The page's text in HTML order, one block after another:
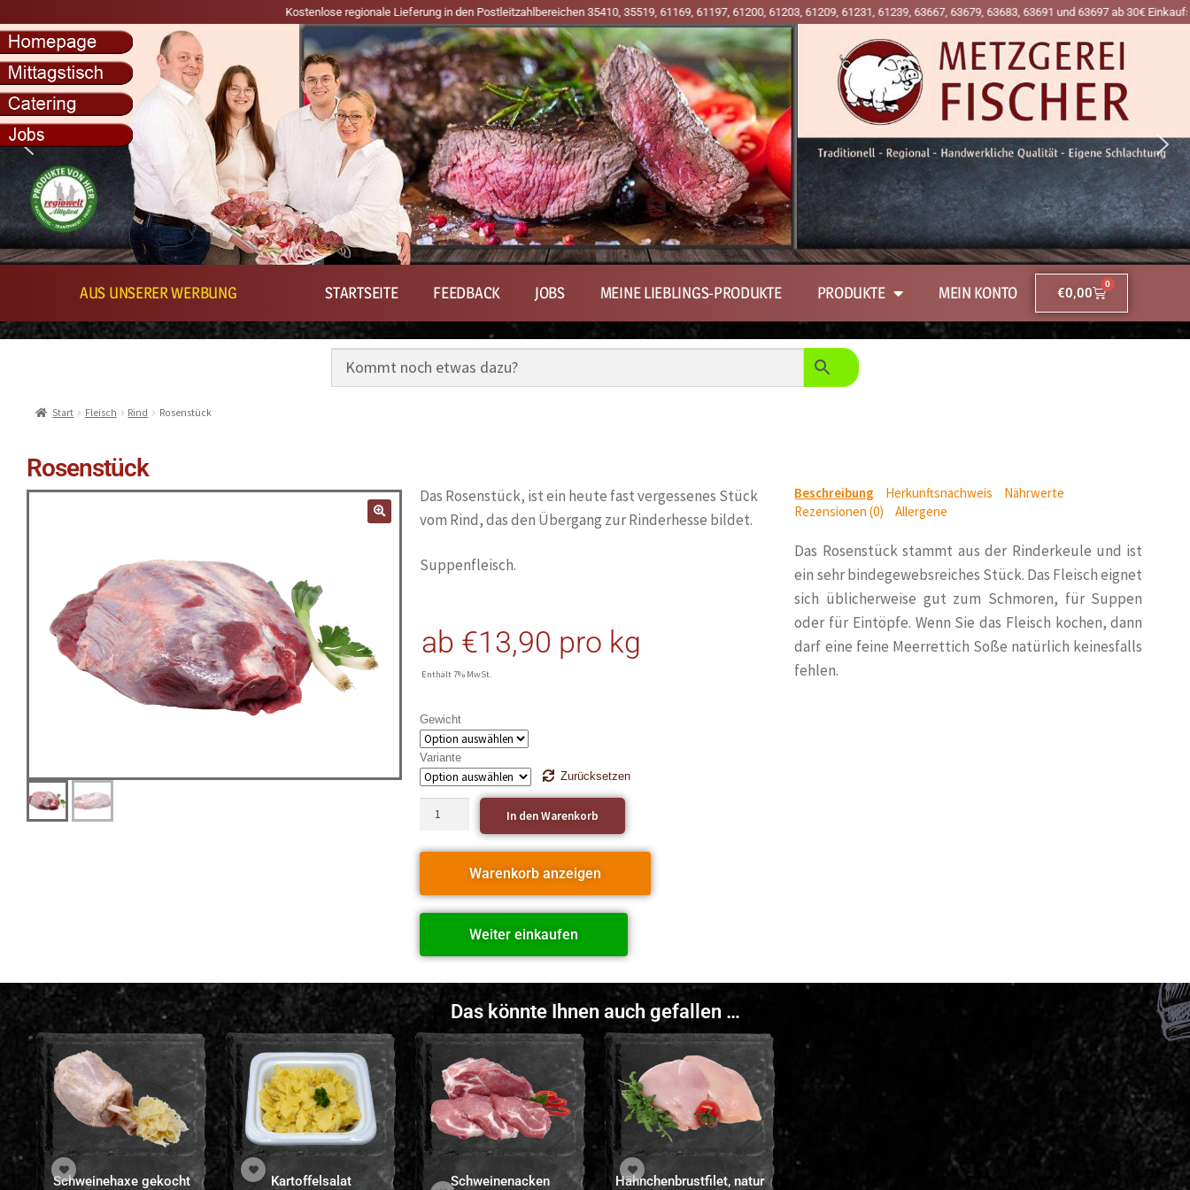
Kostenlose regionale Lieferung in den Postleitzahlbereichen 35410, 35519, 61169, 61197, 61200, 61203, 61209, 61231, 61239, 63667, 63679, 63683, 63691 und 63697 ab 30€ Einkaufswert an den
AUS UNSERER WERBUNG STARTSEITE FEEDBACK JOBS MEINE LIEBLINGS-PRODUKTE PRODUKTE MEIN KONTO €0,00
0
Start Fleisch Rind Rosenstück
Rosenstück
Das Rosenstück, ist ein heute fast vergessenes Stück
vom Rind, das den Übergang zur Rinderhesse bildet.
Suppenfleisch.
ab €13,90 pro kg
Enthält 7% MwSt.
Gewicht
Variante
Zurücksetzen
In den Warenkorb
Warenkorb anzeigen
Weiter einkaufen
Beschreibung Herkunftsnachweis
Nährwerte
Rezensionen (0)
Allergene
Das Rosenstück stammt aus der Rinderkeule und ist
ein sehr bindegewebsreiches Stück. Das Fleisch eignet
sich üblicherweise gut zum Schmoren, für Suppen
oder für Eintöpfe. Wenn Sie das Fleisch kochen, dann
darf eine feine Meerrettich Soße natürlich keinesfalls
fehlen.
Das könnte Ihnen auch gefallen …
Schweinehaxe gekocht Kartoffelsalat Schweinenacken Hähnchenbrustfilet, natur